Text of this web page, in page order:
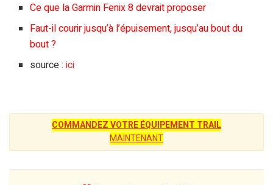
Ce que la Garmin Fenix 8 devrait proposer
Faut-il courir jusqu’à l’épuisement, jusqu’au bout du
bout ?
source :ici
COMMANDEZ VOTRE ÉQUIPEMENT TRAIL
MAINTENANT